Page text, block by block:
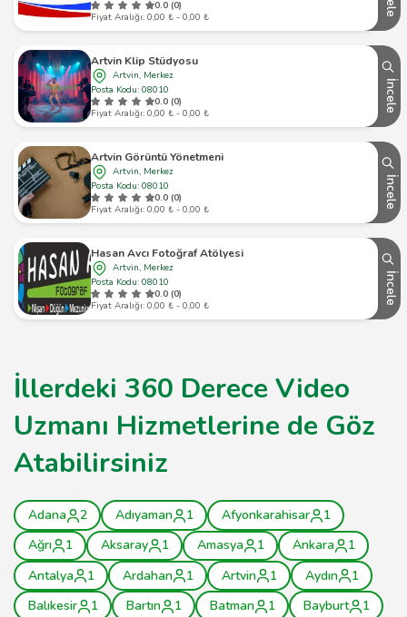
0.0 (0)
Fiyat Aralığı: 0,00 ₺ - 0,00 ₺
Artvin Klip Stüdyosu
Artvin, Merkez
Posta Kodu: 08010
0.0 (0)
Fiyat Aralığı: 0,00 ₺ - 0,00 ₺
İncele
Artvin Görüntü Yönetmeni
Artvin, Merkez
Posta Kodu: 08010
0.0 (0)
Fiyat Aralığı: 0,00 ₺ - 0,00 ₺
İncele
Hasan Avcı Fotoğraf Atölyesi
Artvin, Merkez
Posta Kodu: 08010
0.0 (0)
Fiyat Aralığı: 0,00 ₺ - 0,00 ₺
İncele
İllerdeki 360 Derece Video
Uzmanı Hizmetlerine de Göz
Atabilirsiniz
Adana 2 Adıyaman 1 Afyonkarahisar
1
Ağrı
1 Aksaray 1 Amasya 1 Ankara
1
Antalya
1 Ardahan 1 Artvin 1 Aydın
1
Balıkesir
1 Bartın 1 Batman 1 Bayburt
1